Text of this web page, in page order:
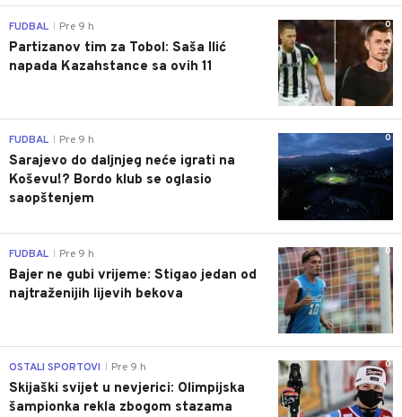
0
FUDBAL Pre 9 h
Partizanov tim za Tobol: Saša Ilić
napada Kazahstance sa ovih 11
0
FUDBAL Pre 9 h
Sarajevo do daljnjeg neće igrati na
Koševu!? Bordo klub se oglasio
saopštenjem
0
FUDBAL Pre 9 h
Bajer ne gubi vrijeme: Stigao jedan od
najtraženijih lijevih bekova
0
OSTALI SPORTOVI Pre 9 h
Skijaški svijet u nevjerici: Olimpijska
šampionka rekla zbogom stazama